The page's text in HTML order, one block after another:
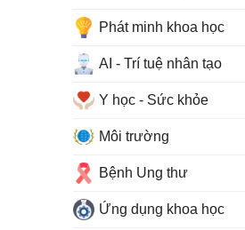
Phát minh khoa học
AI - Trí tuệ nhân tạo
Y học - Sức khỏe
Môi trường
Bệnh Ung thư
Ứng dụng khoa học